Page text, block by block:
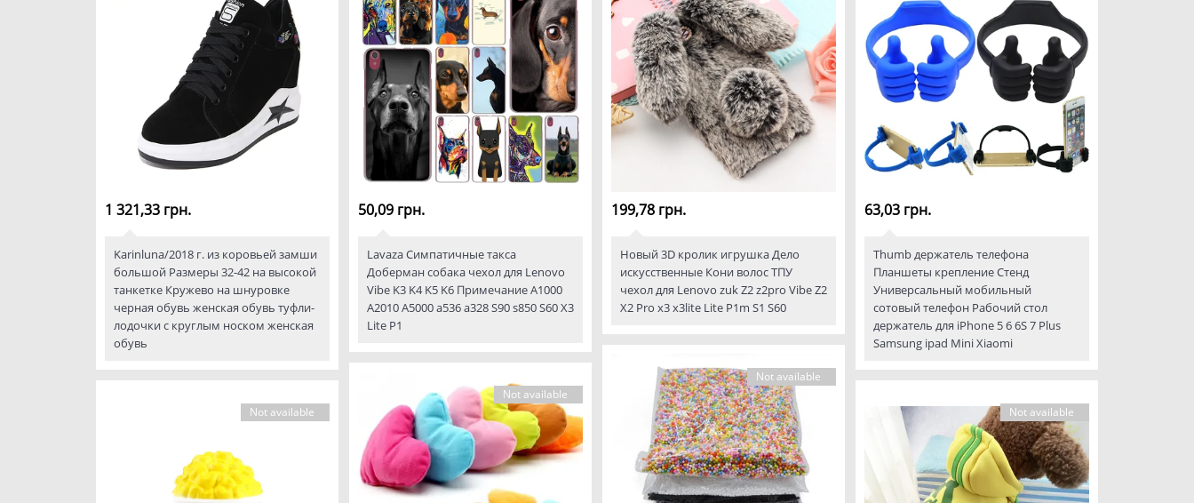
1 321,33 грн.
Karinluna/2018 г. из коровьей замши
большой Размеры 32-42 на высокой
танкетке Кружево на шнуровке
черная обувь женская обувь туфли-
лодочки с круглым носком женская
обувь
50,09 грн.
Lavaza Симпатичные такса
Доберман собака чехол для Lenovo
Vibe K3 K4 K5 K6 Примечание A1000
A2010 A5000 a536 a328 S90 s850 S60 X3
Lite P1
199,78 грн.
Новый 3D кролик игрушка Дело
искусственные Кони волос ТПУ
чехол для Lenovo zuk Z2 z2pro Vibe Z2
X2 Pro x3 x3lite Lite P1m S1 S60
63,03 грн.
Thumb держатель телефона
Планшеты крепление Стенд
Универсальный мобильный
сотовый телефон Рабочий стол
держатель для iPhone 5 6 6S 7 Plus
Samsung ipad Mini Xiaomi
Not available
Not available
Not available Not available